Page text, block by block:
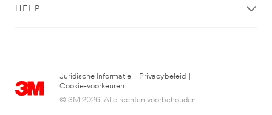
HELP
Juridische Informatie Privacybeleid
Cookie-voorkeuren
© 3M 2026. Alle rechten voorbehouden.